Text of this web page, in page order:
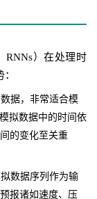
RNNs）在处理时
据，非常适合模
拟数据中的时间依
的变化至关重
数据序列作为输
报诸如速度、压